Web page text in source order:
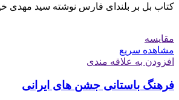
کتاب بل بر بلندای فارس نوشته سید مهدی
مقایسه
مشاهده سریع
افزودن به علاقه مندی
فرهنگ باستانی جشن های ایرانی